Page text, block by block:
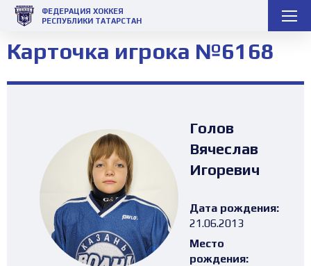
ФЕДЕРАЦИЯ ХОККЕЯ
РЕСПУБЛИКИ ТАТАРСТАН
Карточка игрока №6168
Голов
Вячеслав
Игоревич
Дата рождения:
21.06.2013
Место
рождения: